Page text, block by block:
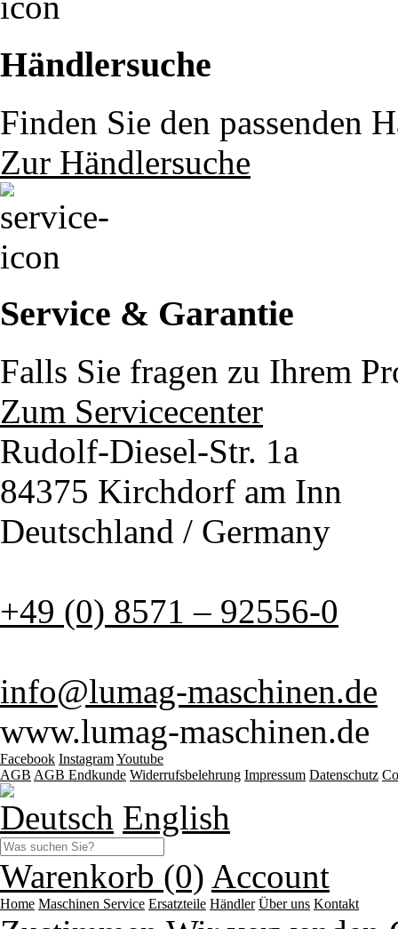
Händlersuche
Finden Sie den passenden
Zur Händlersuche
Service & Garantie
Falls Sie fragen zu Ihrem
Zum Servicecenter
Rudolf-Diesel-Str. 1a
84375 Kirchdorf am Inn
Deutschland / Germany
+49 (0) 8571 – 92556-0
info@lumag-maschinen.de
www.lumag-maschinen.de
Facebook InstagramYoutube
AGB AGB Endkunde Widerrufsbelehrung Impressum Datenschutz
Deutsch English
Warenkorb (0) Account
Home Maschinen Service Ersatzteile Händler Über uns Kontakt